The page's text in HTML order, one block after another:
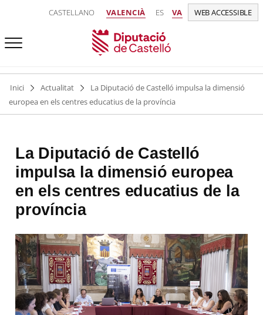
CASTELLANO VALENCIÀ ES VA WEB ACCESSIBLE
Inici Actualitat
La Diputació de Castelló impulsa la dimensió
europea en els centres educatius de la província
La Diputació de Castelló
impulsa la dimensió europea
en els centres educatius de la
província